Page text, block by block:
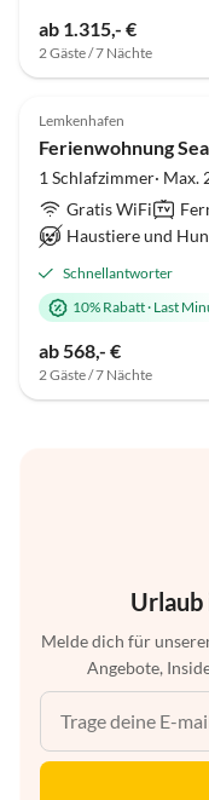
ab 1.315,- €
2 Gäste / 7 Nächte
5.0 (4)
Lemkenhafen
Ferienwohnung
1 Schlafzimmer· Max.
Gratis WiFi
Haustiere und
Schnellantworter
10% Rabatt· Last
ab 568,- €
2 Gäste / 7 Nächte
Urlaub
Melde dich für
Angebote,